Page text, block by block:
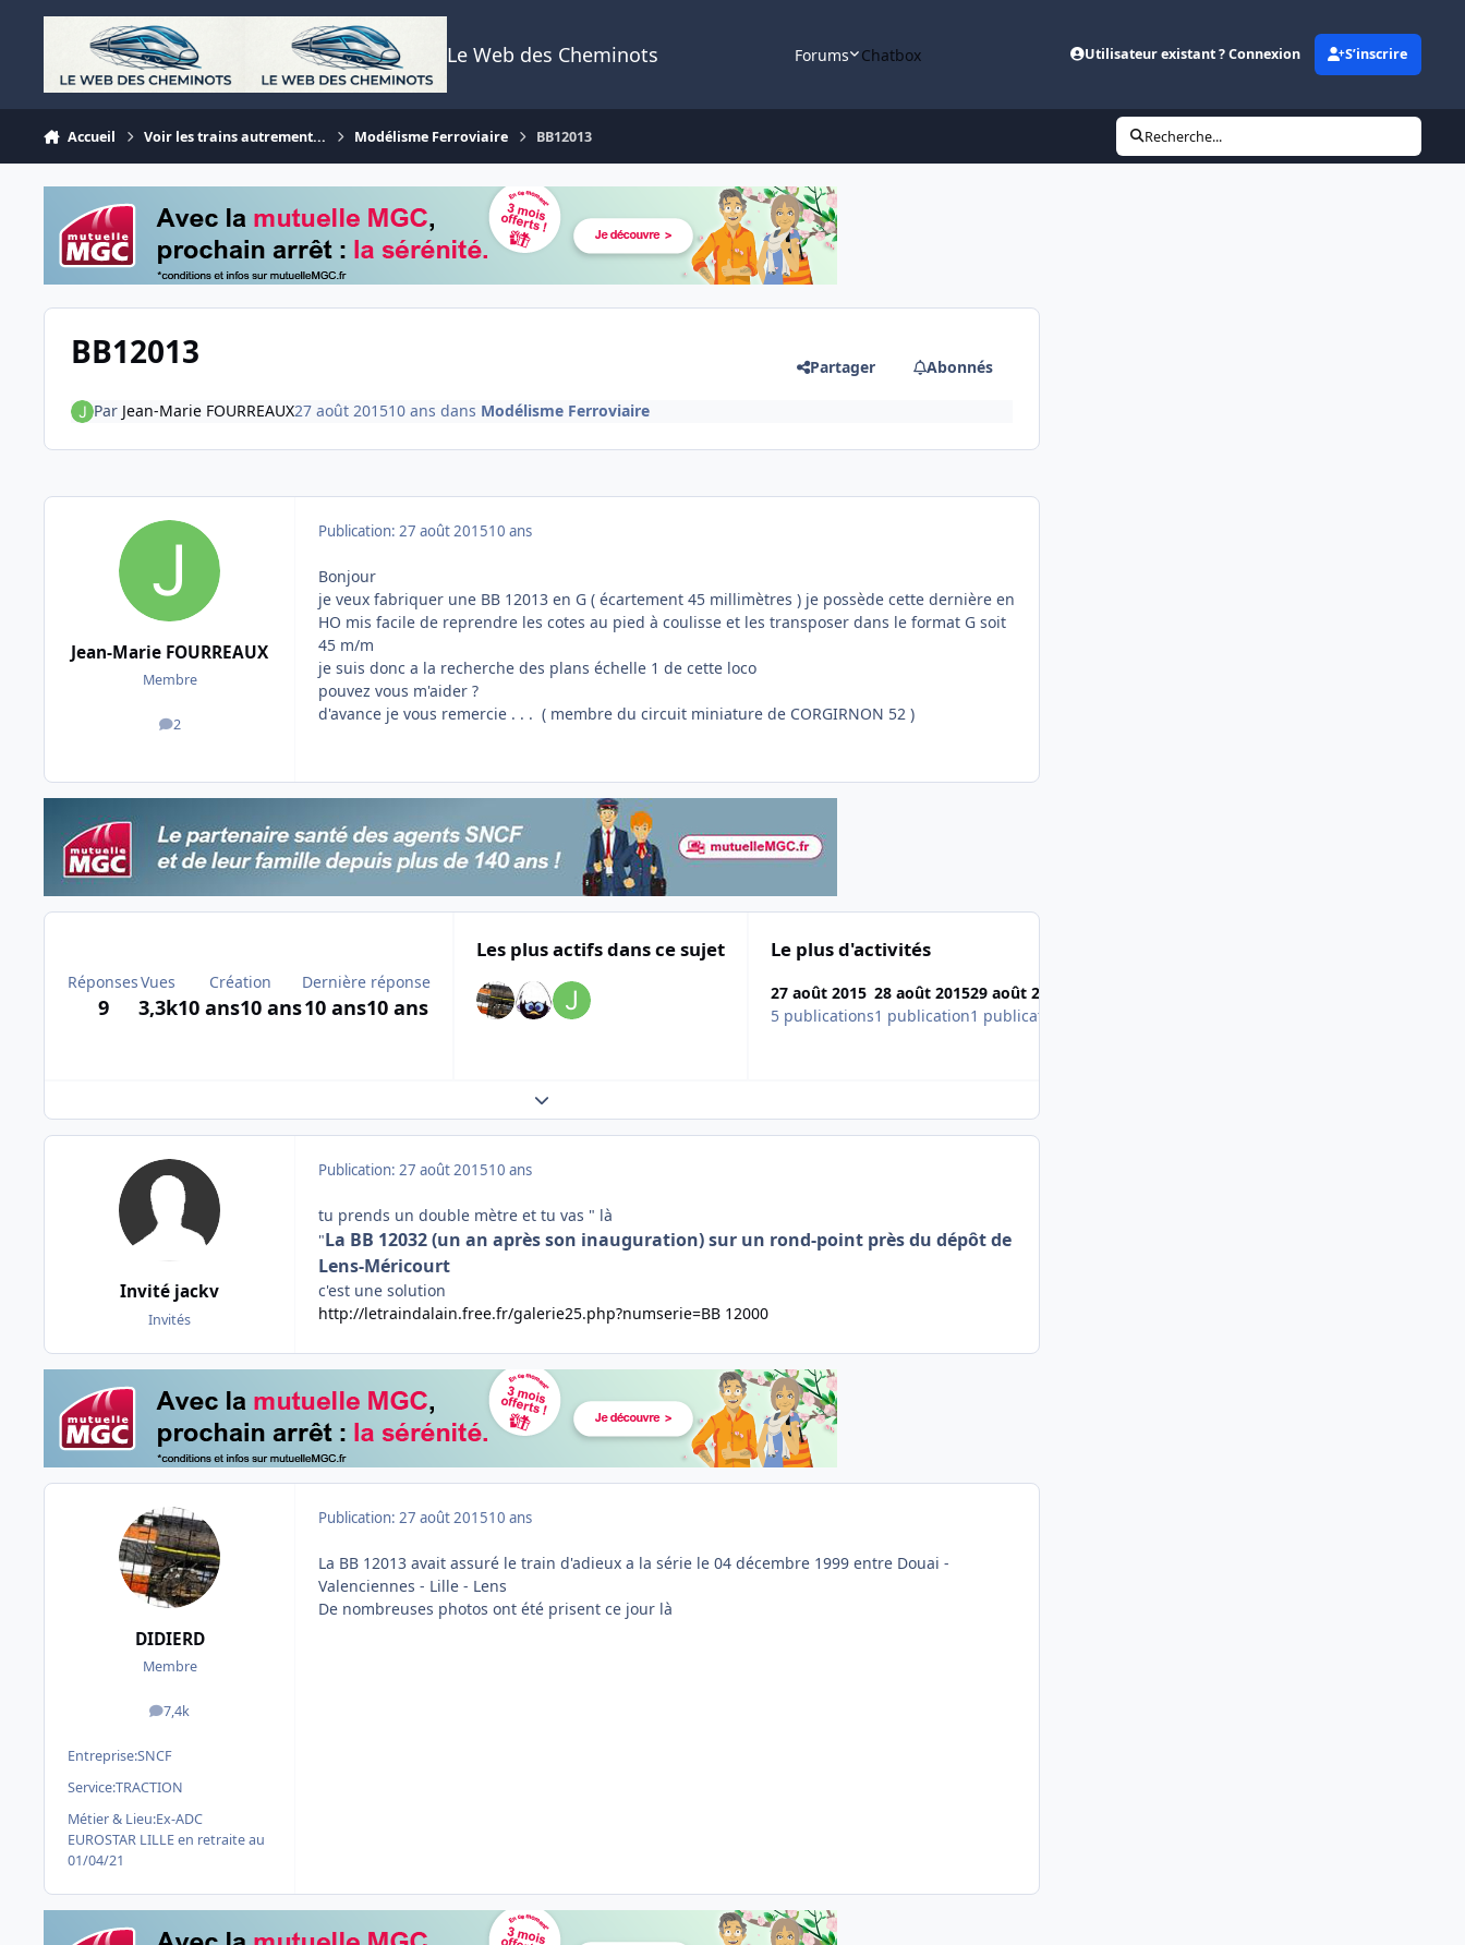
Aller au contenu
Le Web des Cheminots Forums Chatbox Utilisateur existant ? Connexion S’inscrire
Accueil Voir les trains autrement... Modélisme Ferroviaire BB12013 Recherche...
BB12013 Partager Abonnés
Par Jean-Marie FOURREAUX27 août 201510 ans dans Modélisme Ferroviaire
Jean-Marie FOURREAUX
Membre
2
messages
Publication: 27 août 201510 ans
Bonjour
je veux fabriquer une BB 12013 en G ( écartement 45 millimètres ) je possède cette dernière en
HO mis facile de reprendre les cotes au pied à coulisse et les transposer dans le format G soit
45 m/m
je suis donc a la recherche des plans échelle 1 de cette loco
pouvez vous m'aider ?
d'avance je vous remercie . . . ( membre du circuit miniature de CORGIRNON 52 )
Réponses
9
Vues
3,3k
Création
10 ans10 ans
Dernière réponse
10 ans10 ans
Les plus actifs dans ce sujet Le plus d'activités
27 août 2015
5 publications
28 août 2015
1 publication
29 août 2015
1 publication
Expand topic overview
Invité jackv
Invités
Publication: 27 août 201510 ans
tu prends un double mètre et tu vas " là
"La BB 12032 (un an après son inauguration) sur un rond-point près du dépôt de
Lens-Méricourt
c'est une solution
http://letraindalain.free.fr/galerie25.php?numserie=BB 12000
DIDIERD
Membre
7,4k
messages
Entreprise:SNCF
Service:TRACTION
Métier & Lieu:Ex-ADC
EUROSTAR LILLE en retraite au
01/04/21
Publication: 27 août 201510 ans
La BB 12013 avait assuré le train d'adieux a la série le 04 décembre 1999 entre Douai -
Valenciennes - Lille - Lens
De nombreuses photos ont été prisent ce jour là